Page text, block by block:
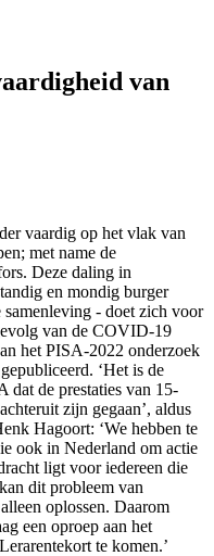
van
vaardig op het vlak van
met name de
Deze daling in
en mondig burger
samenleving - doet zich voor
van de COVID-19
het PISA-2022 onderzoek
‘Het is de
dat de prestaties van 15-
zijn gegaan’, aldus
Hagoort: ‘We hebben te
ook in Nederland om actie
ligt voor iedereen die
dit probleem van
oplossen. Daarom
een oproep aan het
te komen.’